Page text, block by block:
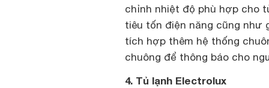
chỉnh nhiệt độ phù hợp cho
tiêu tốn điện năng cũng như
tích hợp thêm hệ thống
chuông để thông báo cho
4. Tủ lạnh Electrolux